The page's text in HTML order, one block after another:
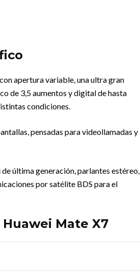
apertura variable, una ultra gran
de 3,5 aumentos y digital de hasta
condiciones.
pensadas para videollamadas y
última generación, parlantes estéreo,
por satélite BDS para el
Mate X7